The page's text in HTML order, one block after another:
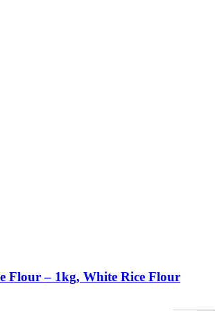
Flour – 1kg, White Rice Flour